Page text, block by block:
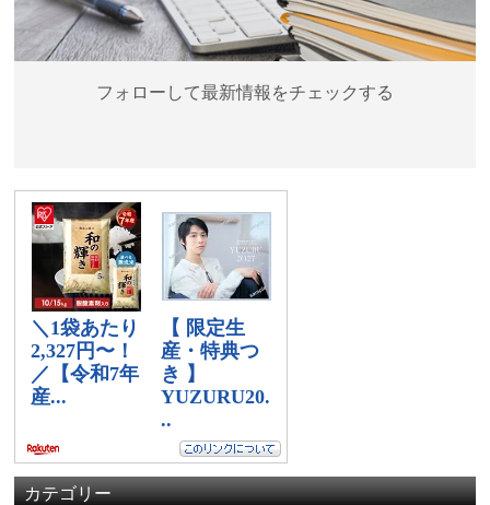
フォローして最新情報をチェックする
カテゴリー